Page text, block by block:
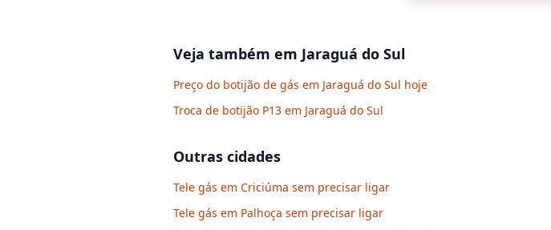
Veja também em Jaraguá do Sul
Preço do botijão de gás em Jaraguá do Sul hoje
Troca de botijão P13 em Jaraguá do Sul
Outras cidades
Tele gás em Criciúma sem precisar ligar
Tele gás em Palhoça sem precisar ligar